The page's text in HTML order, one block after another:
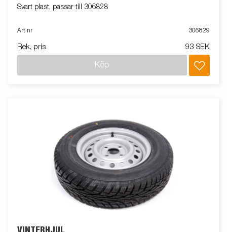
Svart plast, passar till 306828
Art nr 306829
Rek. pris 93 SEK
Köp